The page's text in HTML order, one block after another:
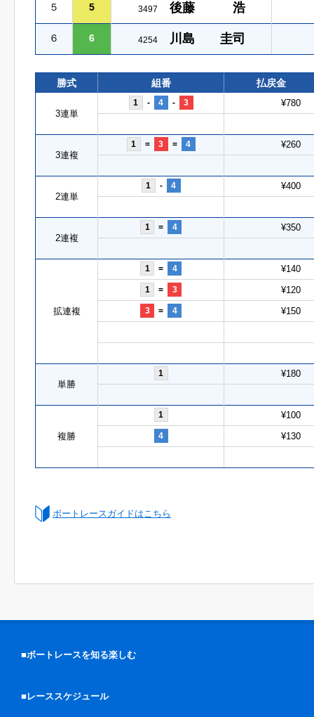
５ 5 3497 後藤 浩
６ 6 4254 川島 圭司
勝式 組番 払戻金
3連単
1 - 4 - 3 ¥780
3連複
1 = 3 = 4 ¥260
2連単
1 - 4 ¥400
2連複
1 = 4 ¥350
拡連複
1 = 4 ¥140
1 = 3 ¥120
3 = 4 ¥150
単勝
1 ¥180
複勝
1 ¥100
4 ¥130
ボートレースガイドはこちら
■ボートレースを知る楽しむ
■レーススケジュール